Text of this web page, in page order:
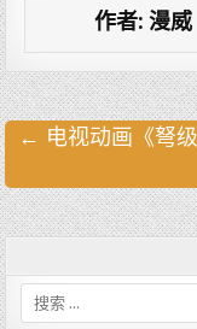
作者: 漫威
文
章
导
← 电视动画《弩
搜
索